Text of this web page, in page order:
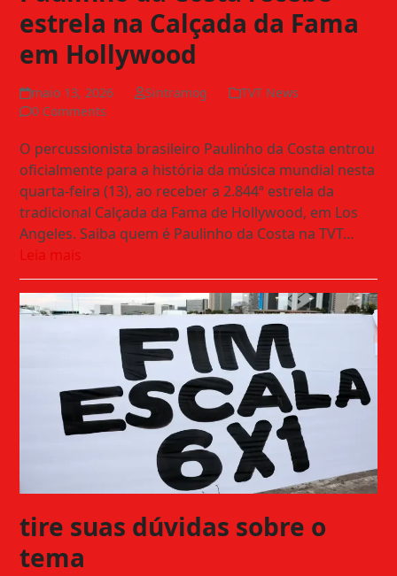
estrela na Calçada da Fama
em Hollywood
maio 13, 2026 Sintramog
TVT News
0 Comments
O percussionista brasileiro Paulinho da Costa entrou
oficialmente para a história da música mundial nesta
quarta-feira (13), ao receber a 2.844ª estrela da
tradicional Calçada da Fama de Hollywood, em Los
Angeles. Saiba quem é Paulinho da Costa na TVT…
Leia mais
tire suas dúvidas sobre o
tema